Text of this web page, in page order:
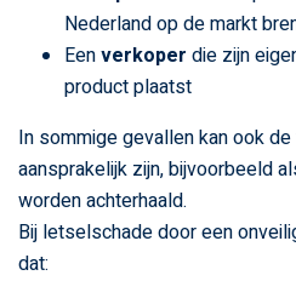
Nederland op de markt
Eenverkoper die zijn
product plaatst
In sommige gevallen kan ook de
aansprakelijk zijn, bijvoorbeeld
worden achterhaald.
Bij letselschade door een
dat: